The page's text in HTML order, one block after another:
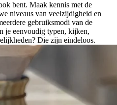
bent. Maak kennis met de
niveaus van veelzijdigheid en
gebruiksmodi van de
je eenvoudig typen, kijken,
Die zijn eindeloos.